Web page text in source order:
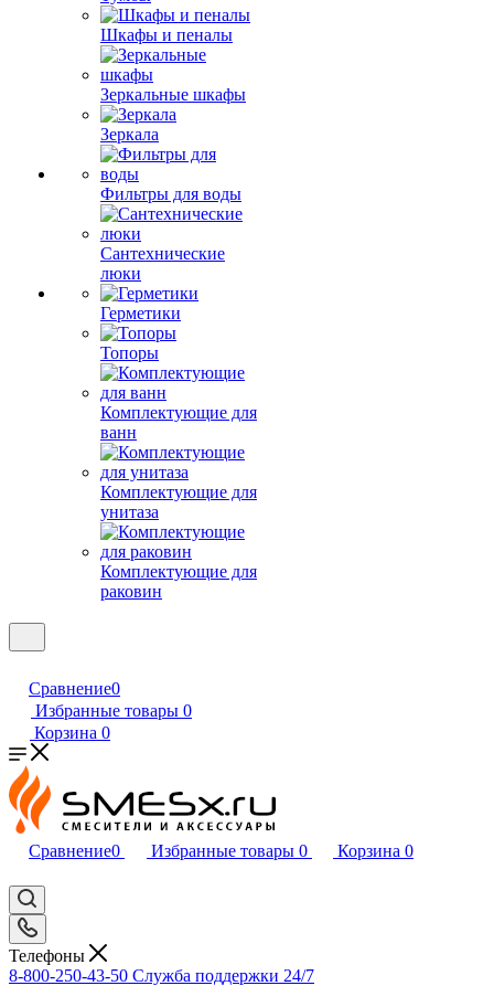
Шкафы и пеналы
Зеркальные шкафы
Зеркала
Фильтры для воды
Сантехнические
люки
Герметики
Топоры
Комплектующие для
ванн
Комплектующие для
унитаза
Комплектующие для
раковин
Сравнение0
Избранные товары 0
Корзина 0
Сравнение0 Избранные товары 0 Корзина 0
Телефоны
8-800-250-43-50 Служба поддержки 24/7